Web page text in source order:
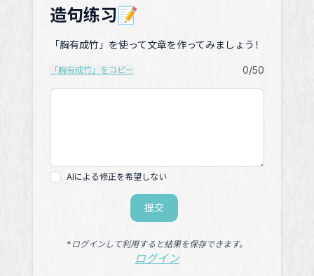
造句练习📝
「胸有成竹」を使って文章を作ってみましょう！
「胸有成竹」をコピー 0/50
AIによる修正を希望しない
提交
*ログインして利用すると結果を保存できます。
ログイン